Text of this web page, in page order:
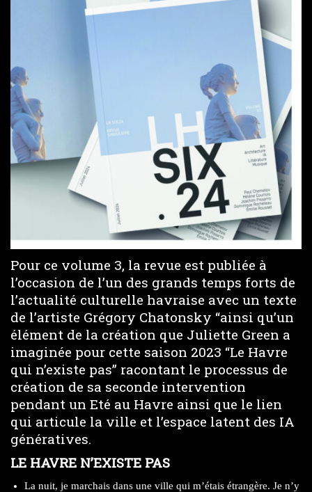
Pour ce volume 3, la revue est publiée à
l’occasion de l’un des grands temps forts de
l’actualité culturelle havraise avec un texte
de l’artiste Grégory Chatonsky “ainsi qu’un
élément de la création que Juliette Green a
imaginée pour cette saison 2023 “Le Havre
qui n’existe pas” racontant le processus de
création de sa seconde intervention
pendant un Eté au Havre ainsi que le lien
qui articule la ville et l’espace latent des IA
génératives.
LE HAVRE N’EXISTE PAS
La nuit, je marchais dans une ville qui m’étais étrangère. Je n’y